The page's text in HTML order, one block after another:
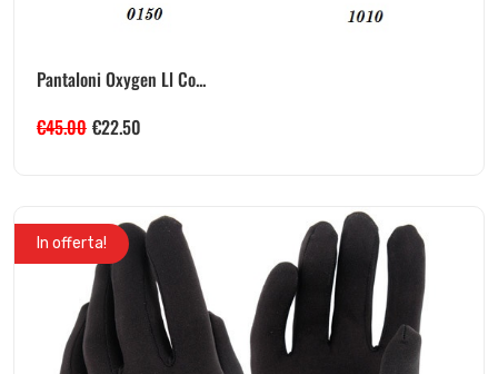
Pantaloni Oxygen Ll Co...
€45.00 €22.50
In offerta!